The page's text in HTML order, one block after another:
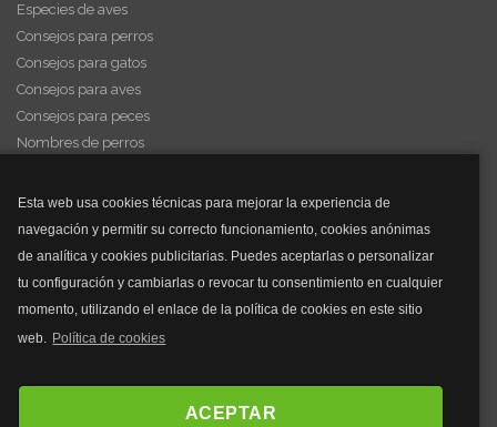
Esta web usa cookies técnicas para mejorar la experiencia de
navegación y permitir su correcto funcionamiento, cookies anónimas
de analítica y cookies publicitarias. Puedes aceptarlas o personalizar
tu configuración y cambiarlas o revocar tu consentimiento en cualquier
momento, utilizando el enlace de la política de cookies en este sitio
web. Política de cookies
ACEPTAR
Especies de aves
Consejos para perros
Consejos para gatos
Consejos para aves
Consejos para peces
Nombres de perros
y mucho más...